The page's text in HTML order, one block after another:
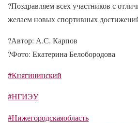
?Поздравляем всех участников с
желаем новых спортивных
?Автор: А.С. Карпов
?Фото: Екатерина Белобородова
#Княгининский
#НГИЭУ
#Нижегородскаяобласть